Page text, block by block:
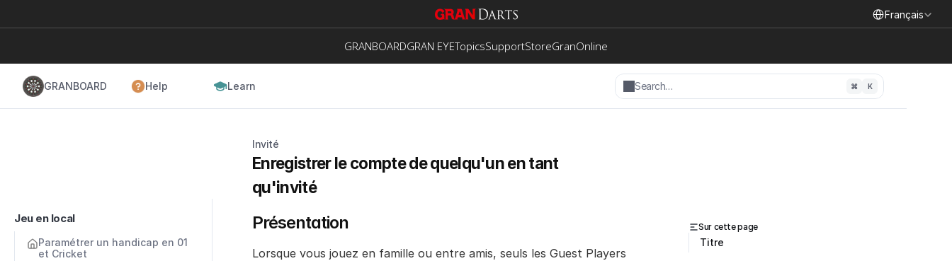
Français
GRANBOARDGRAN EYETopicsSupportStoreGranOnline
GRANBOARD Help Learn Search… ⌘ K
Jeu en local
Paramétrer un handicap en 01
et Cricket
Invité
Enregistrer le compte de quelqu'un en tant
qu'invité
Présentation
Lorsque vous jouez en famille ou entre amis, seuls les Guest Players
Sur cette page
Titre